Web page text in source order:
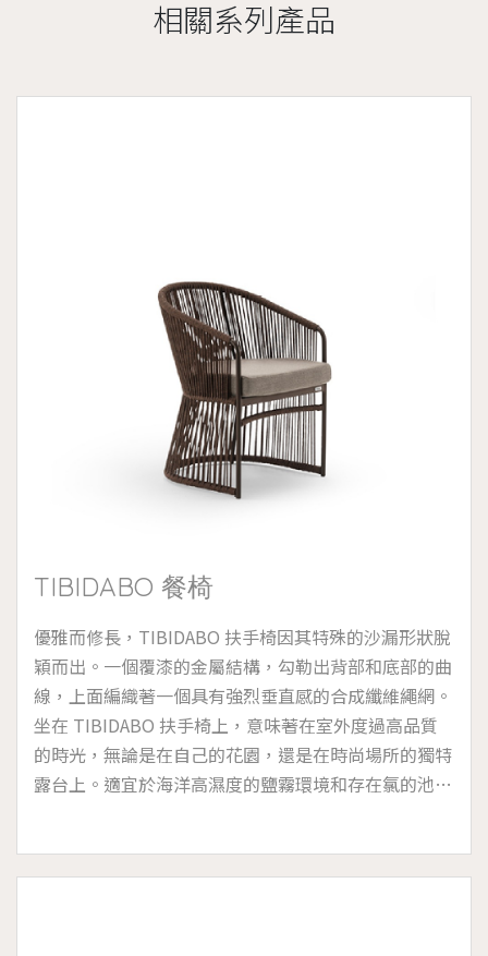
相關系列產品
TIBIDABO 餐椅
優雅而修長，TIBIDABO 扶手椅因其特殊的沙漏形狀脫
穎而出。一個覆漆的金屬結構，勾勒出背部和底部的曲
線，上面編織著一個具有強烈垂直感的合成纖維繩網。
坐在 TIBIDABO 扶手椅上，意味著在室外度過高品質
的時光，無論是在自己的花園，還是在時尚場所的獨特
露台上。適宜於海洋高濕度的鹽霧環境和存在氯的池畔